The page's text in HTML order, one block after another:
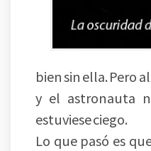
bien sin ella. Pero
y el astronauta
estuviese ciego.
Lo que pasó es